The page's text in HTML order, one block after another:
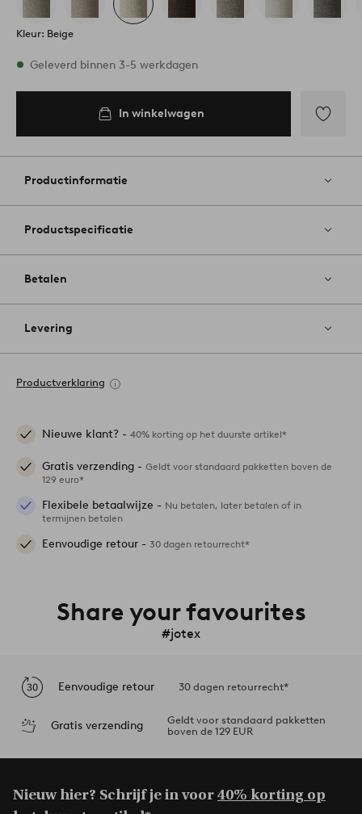
Kleur: Beige
Op voorraad
Geleverd binnen 3-5 werkdagen
In winkelwagen
aan
Productinformatie
Productspecificatie
Betalen
Levering
Productverklaring
Nieuwe klant? - 40% korting op het duurste artikel*
Gratis verzending - Geldt voor standaard pakketten boven de
129 euro*
Flexibele betaalwijze - Nu betalen, later betalen of in
termijnen betalen
Eenvoudige retour - 30 dagen retourrecht*
Share your favourites
#jotex
Eenvoudige retour 30 dagen retourrecht*
Gratis verzending
Geldt voor standaard pakketten
boven de 129 EUR
Nieuw hier? Schrijf je in voor40% korting op